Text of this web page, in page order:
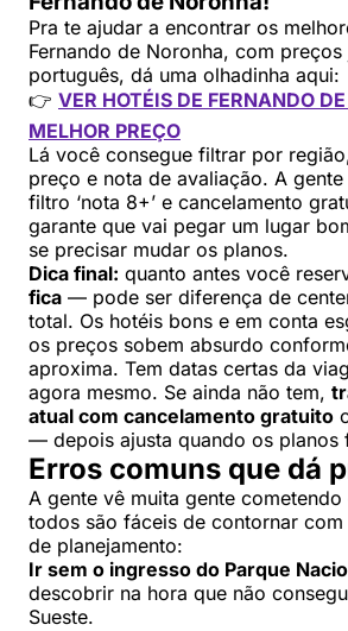
Pra te ajudar a encontrar os
Fernando de Noronha, com
português, dá uma olhadinha aqui:
👉 VER HOTÉIS DE FERNANDO
MELHOR PREÇO
Lá você consegue filtrar por
preço e nota de avaliação. A
filtro ‘nota 8+’ e cancelamento
garante que vai pegar um lugar
se precisar mudar os planos.
Dica final: quanto antes você
fica — pode ser diferença de
total. Os hotéis bons e em conta
os preços sobem absurdo
aproxima. Tem datas certas da
agora mesmo. Se ainda não tem,
atual com cancelamento gratuito
— depois ajusta quando os planos
Erros comuns que dá
A gente vê muita gente
todos são fáceis de contornar com
de planejamento:
Ir sem o ingresso do Parque
descobrir na hora que não
Sueste.